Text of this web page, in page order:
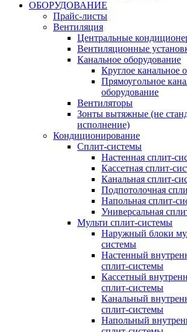
ОБОРУДОВАНИЕ
Прайс-листы
Вентиляция
Центральные
Вентиляционные
Канальное оборудование
Круглое канальное
Прямоугольное
оборудование
Вентиляторы
Зонты вытяжные (не
исполнение)
Кондиционирование
Сплит-системы
Настенная сплит-
Кассетная сплит-
Канальная сплит-
Подпотолочная
Напольная сплит-
Универсальная
Мульти сплит-системы
Наружный блоки
системы
Настенный
сплит-системы
Кассетный
сплит-системы
Канальный
сплит-системы
Напольный